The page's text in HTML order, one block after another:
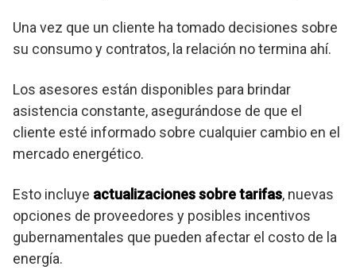
Una vez que un cliente ha tomado decisiones sobre
su consumo y contratos, la relación no termina ahí.
Los asesores están disponibles para brindar
asistencia constante, asegurándose de que el
cliente esté informado sobre cualquier cambio en el
mercado energético.
Esto incluye actualizaciones sobre tarifas, nuevas
opciones de proveedores y posibles incentivos
gubernamentales que pueden afectar el costo de la
energía.